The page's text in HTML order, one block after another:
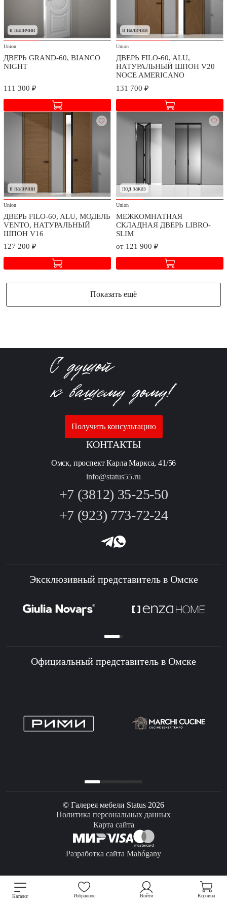
Каталог Избранное Войти Корзина
Мы заботимся о безопасности доставки и качестве сборки
приобретаемых товаров.
Стоимость доставки и сборки оговаривается при заключении
договора в зависимости от географического расположения.
в наличии
Union
ДВЕРЬ GRAND-60, BIANCO
NIGHT
111 300 ₽
в наличии
Union
ДВЕРЬ FILO-60, ALU,
НАТУРАЛЬНЫЙ ШПОН V20
NOCE AMERICANO
131 700 ₽
в наличии
Union
ДВЕРЬ FILO-60, ALU, МОДЕЛЬ
VENTO, НАТУРАЛЬНЫЙ
ШПОН V16
127 200 ₽
под заказ
Union
МЕЖКОМНАТНАЯ
СКЛАДНАЯ ДВЕРЬ LIBRO-
SLIM
от 121 900 ₽
Показать ещё
Получить консультацию
КОНТАКТЫ
Омск, проспект Карла Маркса, 41/56
info@status55.ru
+7 (3812) 35-25-50
+7 (923) 773-72-24
Эксклюзивный представитель в Омске
Официальный представитель в Омске
© Галерея мебели Status 2026
Политика персональных данных
Карта сайта
Разработка сайта Mahógany